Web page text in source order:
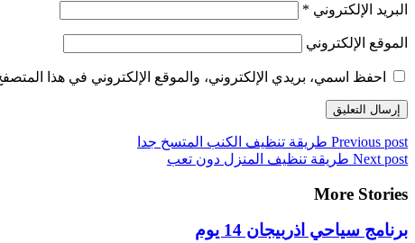
البريد الإلكتروني *
الموقع الإلكتروني
احفظ اسمي، بريدي الإلكتروني، والموقع الإلكتروني في هذا
Previous post طريقة تنظيف الكنب المتسخ جدا
Next post طريقة تنظيف المنزل دون تعب
More Stories
برنامج سياحي اذربيجان 14 يوم